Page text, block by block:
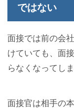
ではない
面接では前の会
けていても、面
らなくなってし
面接官は相手の